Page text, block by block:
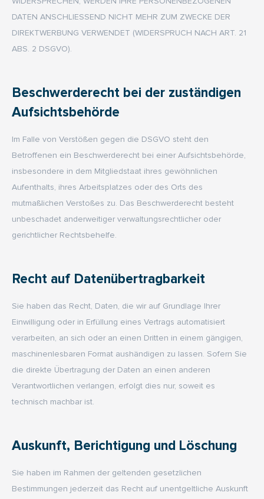
DATEN ANSCHLIESSEND NICHT MEHR ZUM ZWECKE DER
DIREKTWERBUNG VERWENDET (WIDERSPRUCH NACH ART. 21
ABS. 2 DSGVO).
Beschwerde­recht bei der zuständigen
Aufsichts­behörde
Im Falle von Verstößen gegen die DSGVO steht den
Betroffenen ein Beschwerderecht bei einer Aufsichtsbehörde,
insbesondere in dem Mitgliedstaat ihres gewöhnlichen
Aufenthalts, ihres Arbeitsplatzes oder des Orts des
mutmaßlichen Verstoßes zu. Das Beschwerderecht besteht
unbeschadet anderweitiger verwaltungsrechtlicher oder
gerichtlicher Rechtsbehelfe.
Recht auf Daten­übertrag­barkeit
Sie haben das Recht, Daten, die wir auf Grundlage Ihrer
Einwilligung oder in Erfüllung eines Vertrags automatisiert
verarbeiten, an sich oder an einen Dritten in einem gängigen,
maschinenlesbaren Format aushändigen zu lassen. Sofern Sie
die direkte Übertragung der Daten an einen anderen
Verantwortlichen verlangen, erfolgt dies nur, soweit es
technisch machbar ist.
Auskunft, Berichtigung und Löschung
Sie haben im Rahmen der geltenden gesetzlichen
Bestimmungen jederzeit das Recht auf unentgeltliche Auskunft